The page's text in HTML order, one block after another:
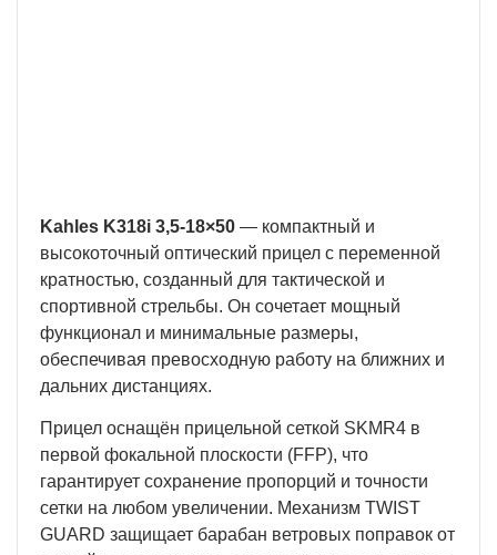
Kahles K318i 3,5-18×50 — компактный и
высокоточный оптический прицел с переменной
кратностью, созданный для тактической и
спортивной стрельбы. Он сочетает мощный
функционал и минимальные размеры,
обеспечивая превосходную работу на ближних и
дальних дистанциях.
Прицел оснащён прицельной сеткой SKMR4 в
первой фокальной плоскости (FFP), что
гарантирует сохранение пропорций и точности
сетки на любом увеличении. Механизм TWIST
GUARD защищает барабан ветровых поправок от